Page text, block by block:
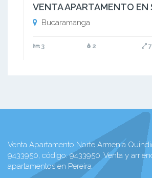
Bucaramanga
3 2
Venta Apartamento Norte Armenia
9433950, código: 9433950. Venta y
apartamentos en Pereira